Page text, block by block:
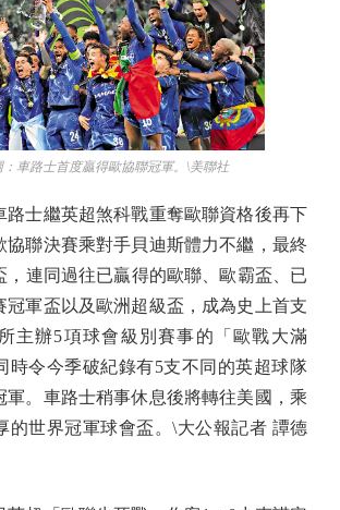
路士首度贏得歐協聯冠軍。\美聯社
士繼英超煞科戰重奪歐聯資格後再下
協聯決賽乘對手貝迪斯體力不繼，最終
，連同過往已贏得的歐聯、歐霸盃、已
冠軍盃以及歐洲超級盃，成為史上首支
主辦5項球會級別賽事的「歐戰大滿
時令今季破紀錄有5支不同的英超球隊
軍。車路士稍事休息後將轉往美國，乘
的世界冠軍球會盃。\大公報記者 譚德